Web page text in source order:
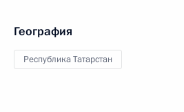
География
Республика Татарстан